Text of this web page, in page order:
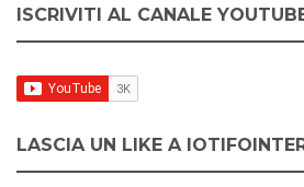
ISCRIVITI AL CANALE
LASCIA UN LIKE A